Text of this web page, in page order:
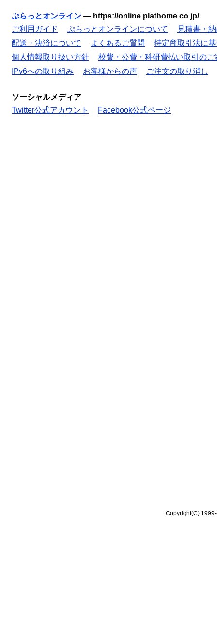
ぷらっとオンライン — https://online.plathome.co.jp/
ご利用ガイド
ぷらっとオンラインについて
見積書・
配送・決済について
よくあるご質問
特定商取引法に
個人情報取り扱い方針
校費・公費・科研費払い取引のご
IPv6への取り組み
お客様からの声 ご注文の取り消し
ソーシャルメディア
Twitter公式アカウント
Facebook公式ページ
Copyright(C)